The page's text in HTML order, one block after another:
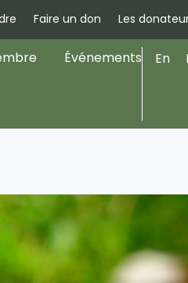
Faire un don Les
Événements En